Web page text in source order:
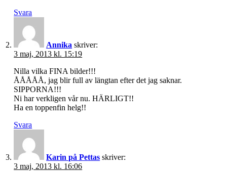
Svara
Annika skriver:
3 maj, 2013 kl. 15:19
Nilla vilka FINA bilder!!!
ÅÅÅÅÅ, jag blir full av längtan efter det jag saknar.
SIPPORNA!!!
Ni har verkligen vår nu. HÄRLIGT!!
Ha en toppenfin helg!!
Svara
Karin på Pettas skriver:
3 maj, 2013 kl. 16:06